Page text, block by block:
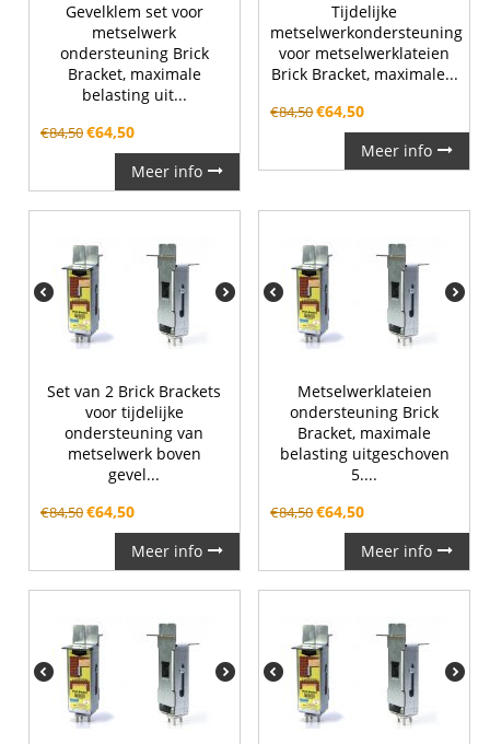
Gevelklem set voor
metselwerk
ondersteuning Brick
Bracket, maximale
belasting uit...
€84,50€64,50
Meer info
Tijdelijke
metselwerkondersteuning
voor metselwerklateien
Brick Bracket, maximale...
€84,50€64,50
Meer info
Set van 2 Brick Brackets
voor tijdelijke
ondersteuning van
metselwerk boven
gevel...
€84,50€64,50
Meer info
Metselwerklateien
ondersteuning Brick
Bracket, maximale
belasting uitgeschoven
5....
€84,50€64,50
Meer info